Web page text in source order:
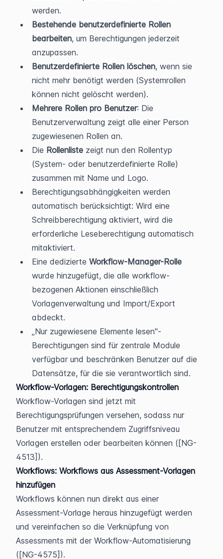
werden.
Bestehende benutzerdefinierte Rollen
bearbeiten, um Berechtigungen jederzeit
anzupassen.
Benutzerdefinierte Rollen löschen, wenn sie
nicht mehr benötigt werden (Systemrollen
können nicht gelöscht werden).
Mehrere Rollen pro Benutzer: Die
Benutzerverwaltung zeigt alle einer Person
zugewiesenen Rollen an.
Die Rollenliste zeigt nun den Rollentyp
(System- oder benutzerdefinierte Rolle)
zusammen mit Name und Logo.
Berechtigungsabhängigkeiten werden
automatisch berücksichtigt: Wird eine
Schreibberechtigung aktiviert, wird die
erforderliche Leseberechtigung automatisch
mitaktiviert.
Eine dedizierte Workflow-Manager-Rolle
wurde hinzugefügt, die alle workflow-
bezogenen Aktionen einschließlich
Vorlagenverwaltung und Import/Export
abdeckt.
„Nur zugewiesene Elemente lesen"-
Berechtigungen sind für zentrale Module
verfügbar und beschränken Benutzer auf die
Datensätze, für die sie verantwortlich sind.
Workflow-Vorlagen: Berechtigungskontrollen
Workflow-Vorlagen sind jetzt mit
Berechtigungsprüfungen versehen, sodass nur
Benutzer mit entsprechendem Zugriffsniveau
Vorlagen erstellen oder bearbeiten können ([NG-
4513]).
Workflows: Workflows aus Assessment-Vorlagen
hinzufügen
Workflows können nun direkt aus einer
Assessment-Vorlage heraus hinzugefügt werden
und vereinfachen so die Verknüpfung von
Assessments mit der Workflow-Automatisierung
([NG-4575]).